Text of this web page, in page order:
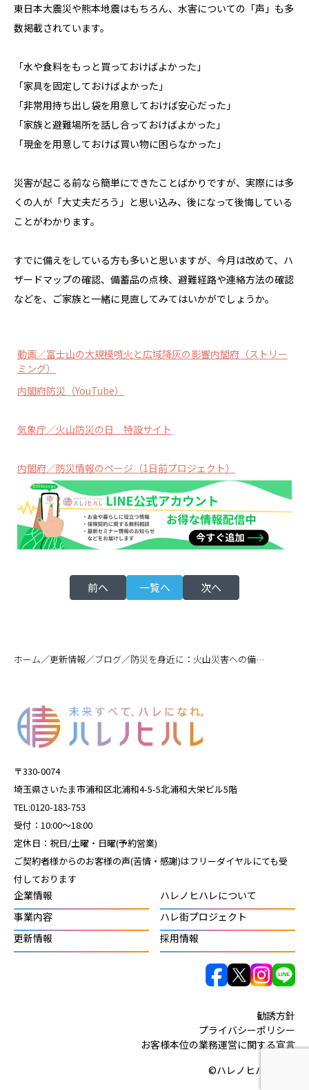
東日本大震災や熊本地震はもちろん、水害についての「声」も多
数掲載されています。
「水や食料をもっと買っておけばよかった」
「家具を固定しておけばよかった」
「非常用持ち出し袋を用意しておけば安心だった」
「家族と避難場所を話し合っておけばよかった」
「現金を用意しておけば買い物に困らなかった」
災害が起こる前なら簡単にできたことばかりですが、実際には多
くの人が「大丈夫だろう」と思い込み、後になって後悔している
ことがわかります。
すでに備えをしている方も多いと思いますが、今月は改めて、ハ
ザードマップの確認、備蓄品の点検、避難経路や連絡方法の確認
などを、ご家族と一緒に見直してみてはいかがでしょうか。
動画／富士山の大規模噴火と広域降灰の影響内閣府（ストリー
ミング）
内閣府防災（YouTube）
気象庁／火山防災の日 特設サイト
内閣府／防災情報のページ（1日前プロジェクト）
前へ 一覧へ 次へ
ホーム／更新情報／ブログ／ 防災を身近に：火山災害への備えと「1日前プロジェクト」
〒330-0074
埼玉県さいたま市浦和区北浦和4-5-5北浦和大栄ビル5階
TEL:0120-183-753
受付：10:00～18:00
定休日：祝日/土曜・日曜(予約営業)
ご契約者様からのお客様の声(苦情・感謝)はフリーダイヤルにても受
付しております
企業情報
ハレノヒハレについて
事業内容
ハレ街プロジェクト
更新情報
採用情報
勧誘方針
プライバシーポリシー
お客様本位の業務運営に関する宣言
©︎ハレノヒハレ, Inc.